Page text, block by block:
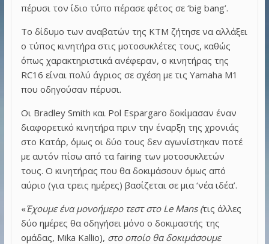
πέρυσι τον ίδιο τύπο πέρασε φέτος σε ‘big bang’.
Το δίδυμο των αναβατών της KTM ζήτησε να αλλάξει
ο τύπος κινητήρα στις μοτοσυκλέτες τους, καθώς
όπως χαρακτηριστικά ανέφεραν, ο κινητήρας της
RC16 είναι πολύ άγριος σε σχέση με τις Yamaha M1
που οδηγούσαν πέρυσι.
Οι Bradley Smith και Pol Espargaro δοκίμασαν έναν
διαφορετικό κινητήρα πριν την έναρξη της χρονιάς
στο Κατάρ, όμως οι δύο τους δεν αγωνίστηκαν ποτέ
με αυτόν πίσω από τα fairing των μοτοσυκλετών
τους. Ο κινητήρας που θα δοκιμάσουν όμως από
αύριο (για τρεις ημέρες) βασίζεται σε μια ‘νέα ιδέα’.
«Έχουμε ένα μονοήμερο τεστ στο Le Mans (τις άλλες
δύο ημέρες θα οδηγήσει μόνο ο δοκιμαστής της
ομάδας, Mika Kallio), στο οποίο θα δοκιμάσουμε